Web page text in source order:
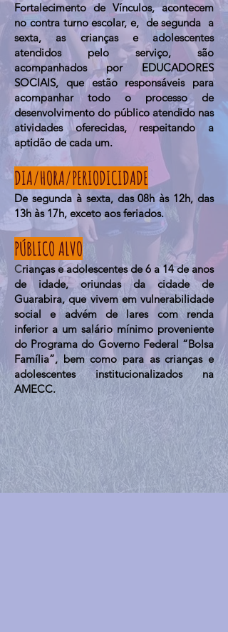
Fortalecimento de Vínculos, acontecem
no contra turno escolar, e, de segunda a
sexta, as crianças e adolescentes
atendidos pelo serviço, são
acompanhados por EDUCADORES
SOCIAIS, que estão responsáveis para
acompanhar todo o processo de
desenvolvimento do público atendido nas
atividades oferecidas, respeitando a
aptidão de cada um.
DIA/HORA/PERIODICIDADE
De segunda à sexta, das 08h às 12h, das
13h às 17h, exceto aos feriados.
PÚBLICO ALVO
Crianças e adolescentes de 6 a 14 de anos
de idade, oriundas da cidade de
Guarabira, que vivem em vulnerabilidade
social e advém de lares com renda
inferior a um salário mínimo proveniente
do Programa do Governo Federal “Bolsa
Família”, bem como para as crianças e
adolescentes institucionalizados na
AMECC.